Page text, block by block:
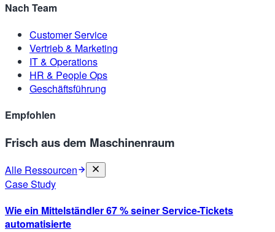
Nach Team
Customer Service
Vertrieb & Marketing
IT & Operations
HR & People Ops
Geschäftsführung
Empfohlen
Frisch aus dem Maschinenraum
Alle Ressourcen
Case Study
Wie ein Mittelständler 67 % seiner Service-Tickets
automatisierte